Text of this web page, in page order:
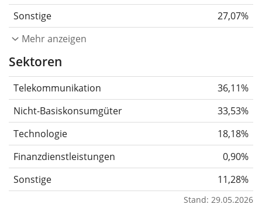
Sonstige
27,07%
Mehr anzeigen
Sektoren
Telekommunikation
36,11%
Nicht-Basiskonsumgüter
33,53%
Technologie
18,18%
Finanzdienstleistungen
0,90%
Sonstige
11,28%
Stand: 29.05.2026